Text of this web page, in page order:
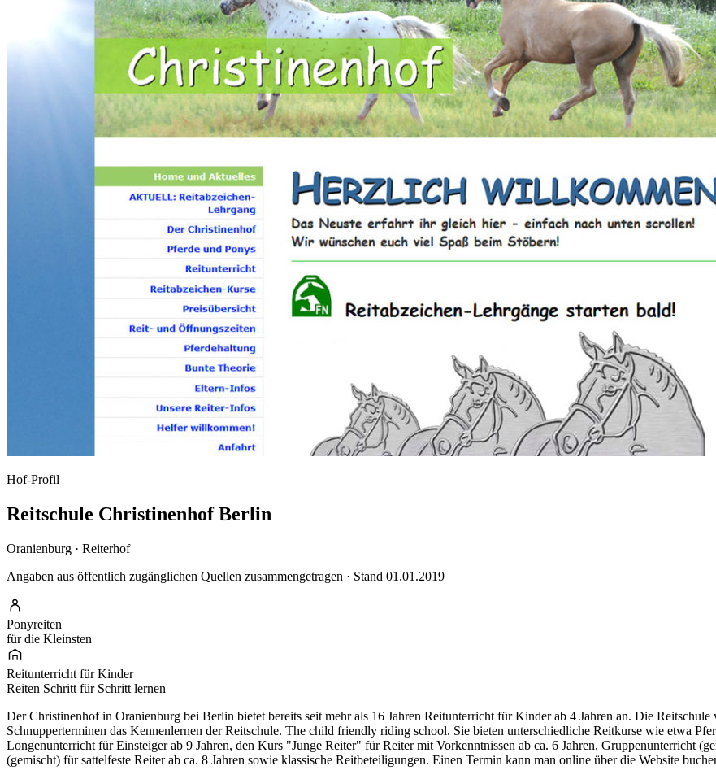
Hof-Profil
Reitschule Christinenhof Berlin
Oranienburg · Reiterhof
Angaben aus öffentlich zugänglichen Quellen zusammengetragen · Stand 01.01.2019
Ponyreiten
für die Kleinsten
Reitunterricht für Kinder
Reiten Schritt für Schritt lernen
Der Christinenhof in Oranienburg bei Berlin bietet bereits seit mehr als 16 Jahren Reitunterricht für Kinder ab 4 Jahren an. Die
Schnupperterminen das Kennenlernen der Reitschule. The child friendly riding school. Sie bieten unterschiedliche Reitkurse wie etwa
Longenunterricht für Einsteiger ab 9 Jahren, den Kurs "Junge Reiter" für Reiter mit Vorkenntnissen ab ca. 6 Jahren, Gruppenunterricht
(gemischt) für sattelfeste Reiter ab ca. 8 Jahren sowie klassische Reitbeteiligungen. Einen Termin kann man online über die Website